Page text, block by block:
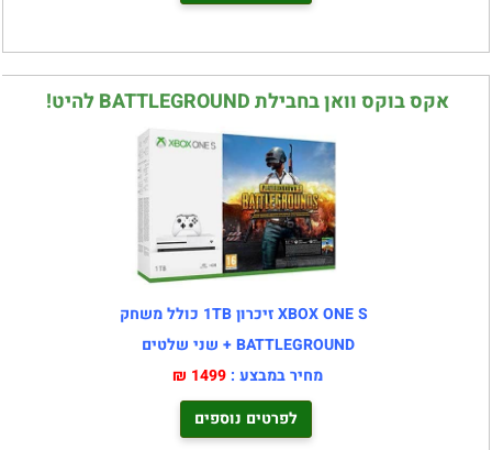
אקס בוקס וואן בחבילת BATTLEGROUND להיט!
XBOX ONE S זיכרון 1TB כולל משחק
BATTLEGROUND + שני שלטים
מחיר במבצע : 1499 ₪
לפרטים נוספים